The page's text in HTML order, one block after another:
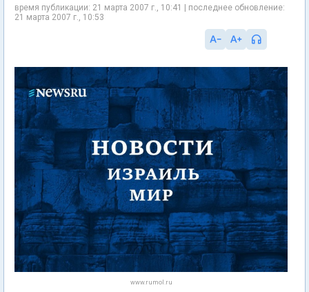
время публикации: 21 марта 2007 г., 10:41 | последнее обновление:
21 марта 2007 г., 10:53
www.rumol.ru